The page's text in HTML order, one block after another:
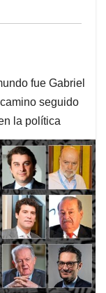
fue Gabriel
seguido
la política